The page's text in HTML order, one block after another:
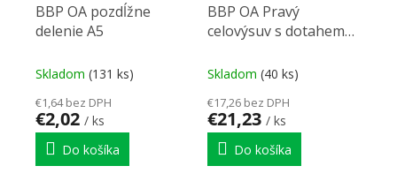
BBP OA pozdĺžne
delenie A5
Skladom (131 ks)
€1,64 bez DPH
€2,02 / ks
Do košíka
BBP OA Pravý
celovýsuv s dotahem
Skladom (40 ks)
€17,26 bez DPH
€21,23 / ks
Do košíka